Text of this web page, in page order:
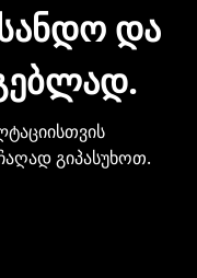
ᲓᲐ
გიპასუხოთ.